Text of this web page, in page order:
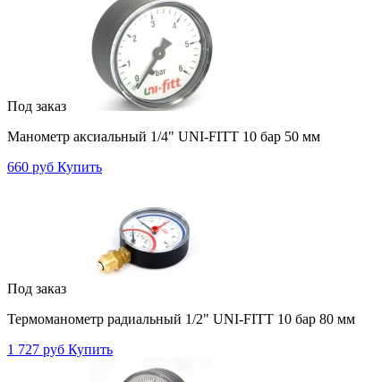
Под заказ
Манометр аксиальный 1/4" UNI-FITT 10 бар 50 мм
660 руб Купить
Под заказ
Термоманометр радиальный 1/2" UNI-FITT 10 бар 80 мм
1 727 руб Купить